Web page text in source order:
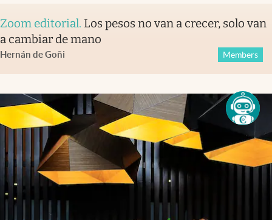
Zoom editorial. Los pesos no van a crecer, solo van
a cambiar de mano
Hernán de Goñi Members